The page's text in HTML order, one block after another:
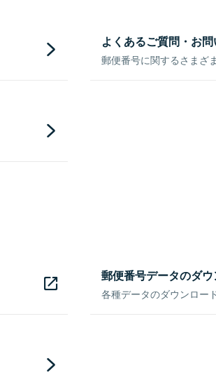
よくあるご質問・お
郵便番号に関するさまざ
郵便番号データのダ
各種データのダウンロー